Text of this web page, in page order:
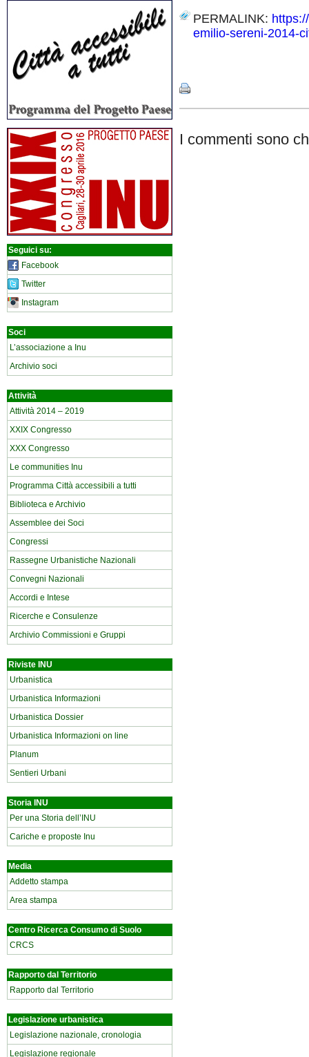
Seguici su:
Facebook
Twitter
Instagram
Soci
L’associazione a Inu
Archivio soci
Attività
Attività 2014 – 2019
XXIX Congresso
XXX Congresso
Le communities Inu
Programma Città accessibili a tutti
Biblioteca e Archivio
Assemblee dei Soci
Congressi
Rassegne Urbanistiche Nazionali
Convegni Nazionali
Accordi e Intese
Ricerche e Consulenze
Archivio Commissioni e Gruppi
Riviste INU
Urbanistica
Urbanistica Informazioni
Urbanistica Dossier
Urbanistica Informazioni on line
Planum
Sentieri Urbani
Storia INU
Per una Storia dell’INU
Cariche e proposte Inu
Media
Addetto stampa
Area stampa
Centro Ricerca Consumo di Suolo
CRCS
Rapporto dal Territorio
Rapporto dal Territorio
Legislazione urbanistica
Legislazione nazionale, cronologia
Legislazione regionale
PERMALINK:
emilio-sereni-2014-
I commenti sono